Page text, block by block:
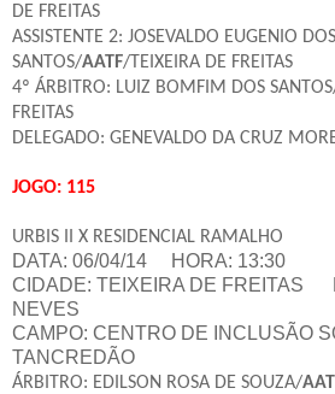
DE FREITAS
ASSISTENTE 2: JOSEVALDO EUGENIO DOS
SANTOS/AATF/TEIXEIRA DE FREITAS
4º ÁRBITRO: LUIZ BOMFIM DOS
FREITAS
DELEGADO: GENEVALDO DA CRUZ
JOGO: 115
URBIS II X RESIDENCIAL RAMALHO
DATA: 06/04/14 HORA: 13:30
CIDADE: TEIXEIRA DE FREITAS
NEVES
CAMPO: CENTRO DE INCLUSÃO
TANCREDÃO
ÁRBITRO: EDILSON ROSA DE SOUZA/